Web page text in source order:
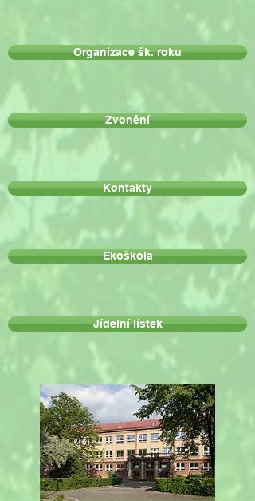
Organizace šk. roku
Zvonění
Kontakty
Ekoškola
Jídelní lístek